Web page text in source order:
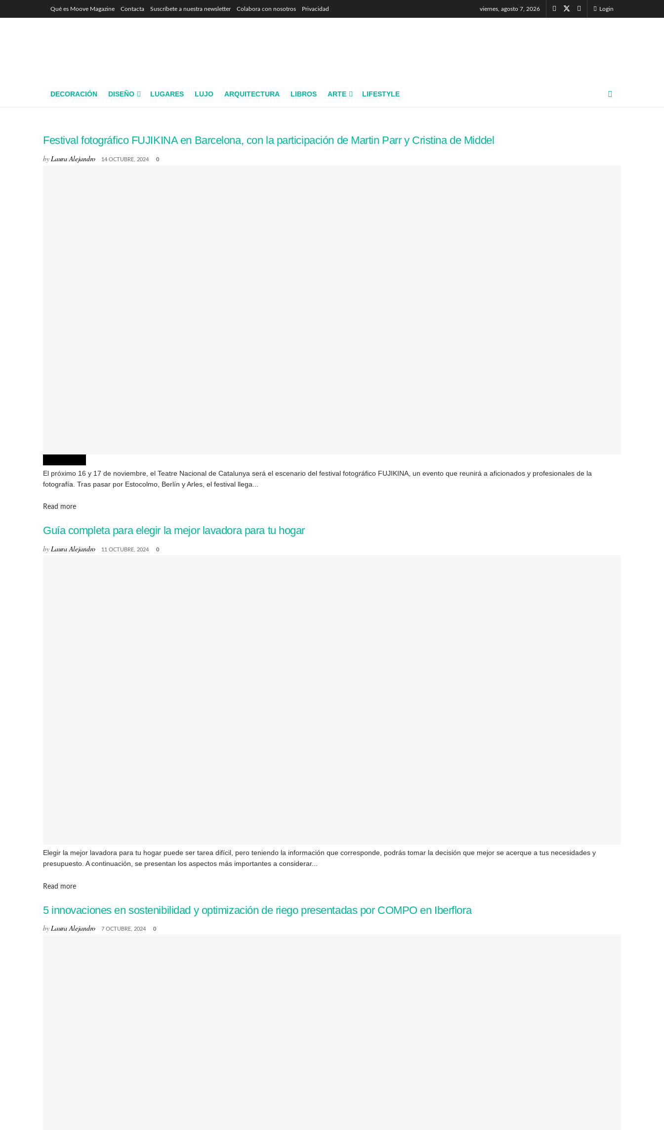
Qué es Moove Magazine Contacta Suscríbete a nuestra newsletter Colabora con nosotros Privacidad viernes, agosto 7, 2026 Login
Moove Magazine
DECORACIÓN DISEÑO LUGARES LUJO ARQUITECTURA LIBROS ARTE LIFESTYLE
Festival fotográfico FUJIKINA en Barcelona, con la participación de Martin Parr y Cristina de Middel
byLaura Alejandro 14 OCTUBRE, 2024 0
El próximo 16 y 17 de noviembre, el Teatre Nacional de Catalunya será el escenario del festival fotográfico FUJIKINA, un evento que reunirá a aficionados y profesionales de la
fotografía. Tras pasar por Estocolmo, Berlín y Arles, el festival llega...
Read moreDetails
Guía completa para elegir la mejor lavadora para tu hogar
byLaura Alejandro 11 OCTUBRE, 2024 0
Elegir la mejor lavadora para tu hogar puede ser tarea difícil, pero teniendo la información que corresponde, podrás tomar la decisión que mejor se acerque a tus necesidades y
presupuesto. A continuación, se presentan los aspectos más importantes a considerar...
Read moreDetails
5 innovaciones en sostenibilidad y optimización de riego presentadas por COMPO en Iberflora
byLaura Alejandro 7 OCTUBRE, 2024 0